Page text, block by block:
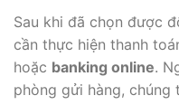
Sau khi đã chọn được
cần thực hiện thanh
hoặc banking online.
phòng gửi hàng, chúng